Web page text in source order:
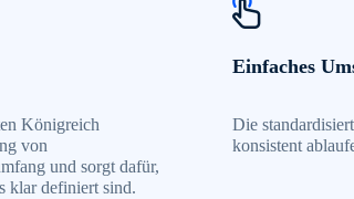
Königreich
von
und sorgt dafür,
klar definiert sind.
Einfaches
Die
konsistent